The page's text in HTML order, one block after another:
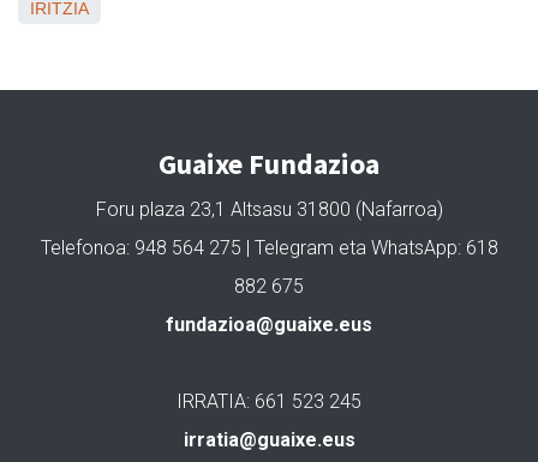
IRITZIA
Guaixe Fundazioa
Foru plaza 23,1 Altsasu 31800 (Nafarroa)
Telefonoa: 948 564 275 | Telegram eta WhatsApp: 618
882 675
fundazioa@guaixe.eus
IRRATIA: 661 523 245
irratia@guaixe.eus